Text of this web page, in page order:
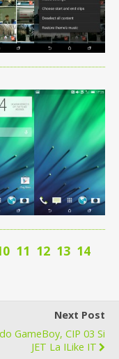
11 12 13 14
Next Post
GameBoy, CIP 03 Si
JET La ILike IT